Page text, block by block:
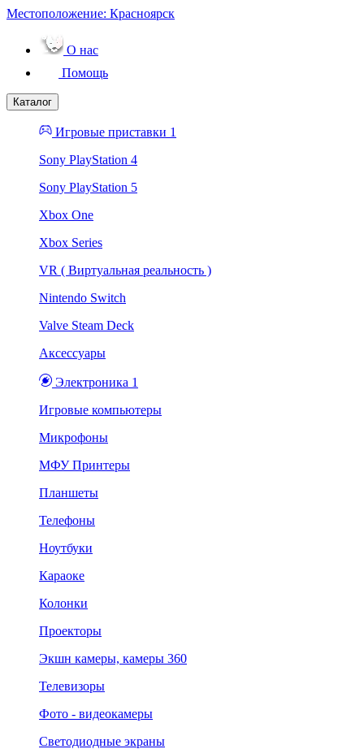
Местоположение: Красноярск
О нас
Помощь
Каталог
Игровые приставки 1
Sony PlayStation 4
Sony PlayStation 5
Xbox One
Xbox Series
VR ( Виртуальная реальность )
Nintendo Switch
Valve Steam Deck
Аксессуары
Электроника 1
Игровые компьютеры
Микрофоны
МФУ Принтеры
Планшеты
Телефоны
Ноутбуки
Караоке
Колонки
Проекторы
Экшн камеры, камеры 360
Телевизоры
Фото - видеокамеры
Светодиодные экраны